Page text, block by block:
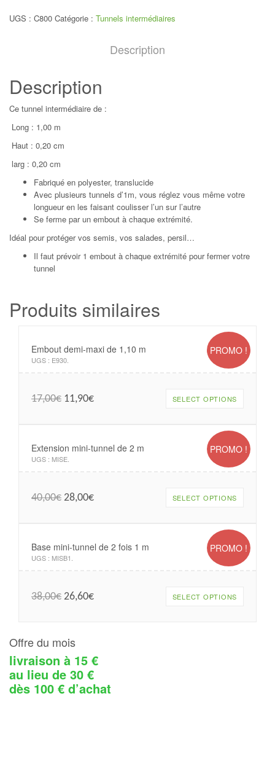
UGS : C800 Catégorie : Tunnels intermédiaires
Description
Description
Ce tunnel intermédiaire de :
Long : 1,00 m
Haut : 0,20 cm
larg : 0,20 cm
Fabriqué en polyester, translucide
Avec plusieurs tunnels d’1m, vous réglez vous même votre
longueur en les faisant coulisser l’un sur l’autre
Se ferme par un embout à chaque extrémité.
Idéal pour protéger vos semis, vos salades, persil…
Il faut prévoir 1 embout à chaque extrémité pour fermer votre
tunnel
Produits similaires
PROMO !
Embout demi-maxi de 1,10 m
UGS : E930
17,00€ 11,90€ SELECT OPTIONS
PROMO !
Extension mini-tunnel de 2 m
UGS : MISE
40,00€ 28,00€ SELECT OPTIONS
PROMO !
Base mini-tunnel de 2 fois 1 m
UGS : MISB1
38,00€ 26,60€ SELECT OPTIONS
Offre du mois
livraison à 15 €
au lieu de 30 €
dès 100 € d’achat